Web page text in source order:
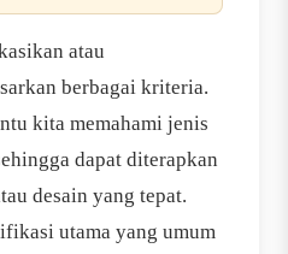
atau
berbagai kriteria.
kita memahami jenis
dapat diterapkan
desain yang tepat.
utama yang umum